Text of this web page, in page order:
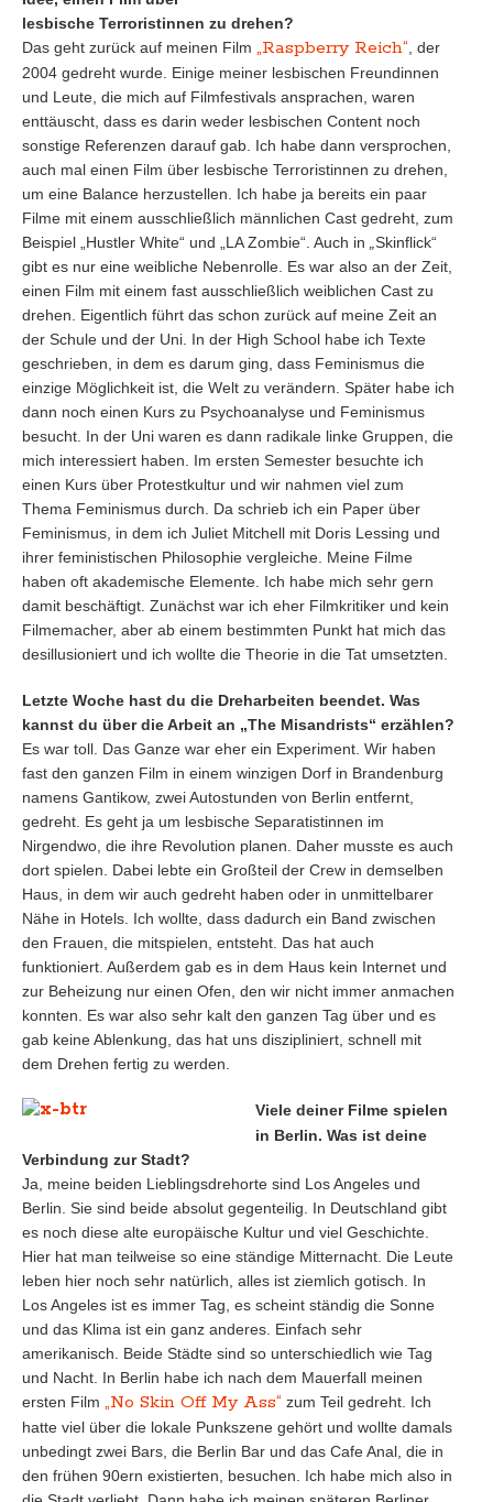
lesbische Terroristinnen zu drehen?
Das geht zurück auf meinen Film „Raspberry Reich“ , der
2004 gedreht wurde. Einige meiner lesbischen Freundinnen
und Leute, die mich auf Filmfestivals ansprachen, waren
enttäuscht, dass es darin weder lesbischen Content noch
sonstige Referenzen darauf gab. Ich habe dann versprochen,
auch mal einen Film über lesbische Terroristinnen zu drehen,
um eine Balance herzustellen. Ich habe ja bereits ein paar
Filme mit einem ausschließlich männlichen Cast gedreht, zum
Beispiel „Hustler White“ und „LA Zombie“. Auch in
Skinflick“
gibt es nur eine weibliche Nebenrolle. Es war also an der Zeit,
einen Film mit einem fast ausschließlich weiblichen Cast zu
drehen. Eigentlich führt das schon zurück auf meine Zeit an
der Schule und der Uni. In der High School habe ich Texte
geschrieben, in dem es darum ging, dass Feminismus die
einzige Möglichkeit ist, die Welt zu verändern. Später habe ich
dann noch einen Kurs zu Psychoanalyse und Feminismus
besucht. In der Uni waren es dann radikale linke Gruppen, die
mich interessiert haben. Im ersten Semester besuchte ich
einen Kurs über Protestkultur und wir nahmen viel zum
Thema Feminismus durch. Da schrieb ich ein Paper über
Feminismus, in dem ich Juliet Mitchell mit Doris Lessing und
ihrer feministischen Philosophie vergleiche. Meine Filme
haben oft akademische Elemente. Ich habe mich sehr gern
damit beschäftigt. Zunächst war ich eher Filmkritiker und kein
Filmemacher, aber ab einem bestimmten Punkt hat mich das
desillusioniert und ich wollte die Theorie in die Tat umsetzten.
Letzte Woche hast du die Dreharbeiten beendet. Was
kannst du über die Arbeit an „The Misandrists“ erzählen?
Es war toll. Das Ganze war eher ein Experiment. Wir haben
fast den ganzen Film in einem winzigen Dorf in Brandenburg
namens Gantikow, zwei Autostunden von Berlin entfernt,
gedreht. Es geht ja um lesbische Separatistinnen im
Nirgendwo, die ihre Revolution planen. Daher musste es auch
dort spielen. Dabei lebte ein Großteil der Crew in demselben
Haus, in dem wir auch gedreht haben oder in unmittelbarer
Nähe in Hotels. Ich wollte, dass dadurch ein Band zwischen
den Frauen, die mitspielen, entsteht. Das hat auch
funktioniert. Außerdem gab es in dem Haus kein Internet und
zur Beheizung nur einen Ofen, den wir nicht immer anmachen
konnten. Es war also sehr kalt den ganzen Tag über und es
gab keine Ablenkung, das hat uns diszipliniert, schnell mit
dem Drehen fertig zu werden.
Viele deiner Filme spielen
in Berlin. Was ist deine
Verbindung zur Stadt?
Ja, meine beiden Lieblingsdrehorte sind Los Angeles und
Berlin. Sie sind beide absolut gegenteilig. In Deutschland gibt
es noch diese alte europäische Kultur und viel Geschichte.
Hier hat man teilweise so eine ständige Mitternacht. Die Leute
leben hier noch sehr natürlich, alles ist ziemlich gotisch. In
Los Angeles ist es immer Tag, es scheint ständig die Sonne
und das Klima ist ein ganz anderes. Einfach sehr
amerikanisch. Beide Städte sind so unterschiedlich wie Tag
und Nacht. In Berlin habe ich nach dem Mauerfall meinen
ersten Film „No Skin Off My Ass“ zum Teil gedreht. Ich
hatte viel über die lokale Punkszene gehört und wollte damals
unbedingt zwei Bars, die Berlin Bar und das Cafe Anal, die in
den frühen 90ern existierten, besuchen. Ich habe mich also in